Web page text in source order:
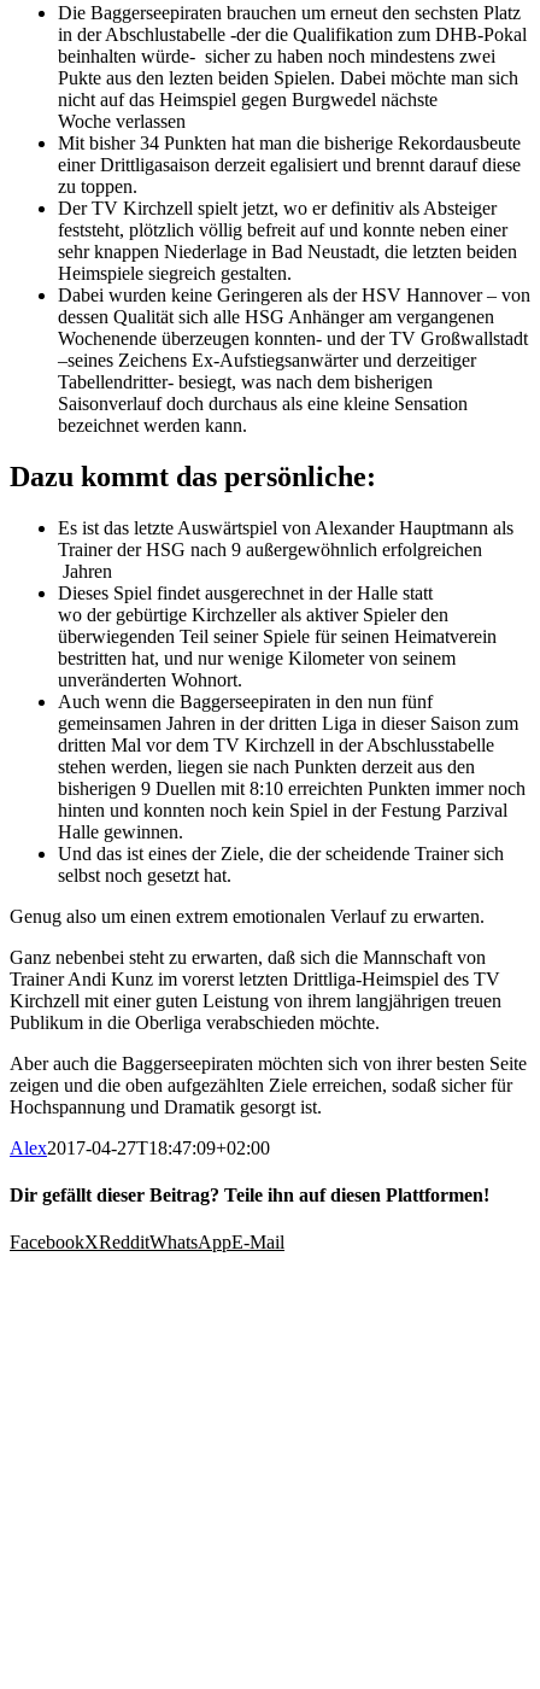
Die Baggerseepiraten brauchen um erneut den sechsten Platz
in der Abschlustabelle -der die Qualifikation zum DHB-Pokal
beinhalten würde- sicher zu haben noch mindestens zwei
Pukte aus den lezten beiden Spielen. Dabei möchte man sich
nicht auf das Heimspiel gegen Burgwedel nächste
Woche verlassen
Mit bisher 34 Punkten hat man die bisherige Rekordausbeute
einer Drittligasaison derzeit egalisiert und brennt darauf diese
zu toppen.
Der TV Kirchzell spielt jetzt, wo er definitiv als Absteiger
feststeht, plötzlich völlig befreit auf und konnte neben einer
sehr knappen Niederlage in Bad Neustadt, die letzten beiden
Heimspiele siegreich gestalten.
Dabei wurden keine Geringeren als der HSV Hannover – von
dessen Qualität sich alle HSG Anhänger am vergangenen
Wochenende überzeugen konnten- und der TV Großwallstadt
–seines Zeichens Ex-Aufstiegsanwärter und derzeitiger
Tabellendritter- besiegt, was nach dem bisherigen
Saisonverlauf doch durchaus als eine kleine Sensation
bezeichnet werden kann.
Dazu kommt das persönliche:
Es ist das letzte Auswärtspiel von Alexander Hauptmann als
Trainer der HSG nach 9 außergewöhnlich erfolgreichen
Jahren
Dieses Spiel findet ausgerechnet in der Halle statt
wo der gebürtige Kirchzeller als aktiver Spieler den
überwiegenden Teil seiner Spiele für seinen Heimatverein
bestritten hat, und nur wenige Kilometer von seinem
unveränderten Wohnort.
Auch wenn die Baggerseepiraten in den nun fünf
gemeinsamen Jahren in der dritten Liga in dieser Saison zum
dritten Mal vor dem TV Kirchzell in der Abschlusstabelle
stehen werden, liegen sie nach Punkten derzeit aus den
bisherigen 9 Duellen mit 8:10 erreichten Punkten immer noch
hinten und konnten noch kein Spiel in der Festung Parzival
Halle gewinnen.
Und das ist eines der Ziele, die der scheidende Trainer sich
selbst noch gesetzt hat.
Genug also um einen extrem emotionalen Verlauf zu erwarten.
Ganz nebenbei steht zu erwarten, daß sich die Mannschaft von
Trainer Andi Kunz im vorerst letzten Drittliga-Heimspiel des TV
Kirchzell mit einer guten Leistung von ihrem langjährigen treuen
Publikum in die Oberliga verabschieden möchte.
Aber auch die Baggerseepiraten möchten sich von ihrer besten Seite
zeigen und die oben aufgezählten Ziele erreichen, sodaß sicher für
Hochspannung und Dramatik gesorgt ist.
Alex2017-04-27T18:47:09+02:00
Dir gefällt dieser Beitrag? Teile ihn auf diesen Plattformen!
FacebookXRedditWhatsAppE-Mail